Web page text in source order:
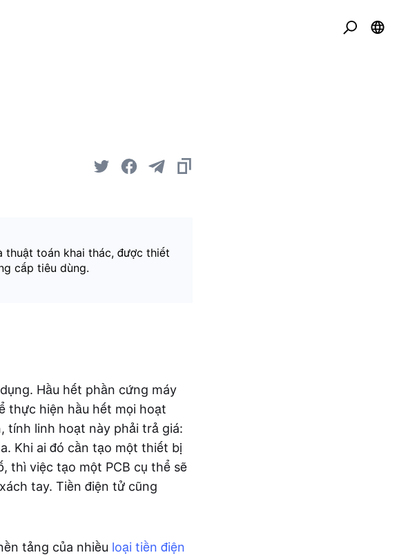
thuật toán khai thác, được thiết
cấp tiêu dùng.
Hầu hết phần cứng máy
thực hiện hầu hết mọi hoạt
tính linh hoạt này phải trả giá:
Khi ai đó cần tạo một thiết bị
thì việc tạo một PCB cụ thể sẽ
tay. Tiền điện tử cũng
tảng của nhiều loại tiền điện